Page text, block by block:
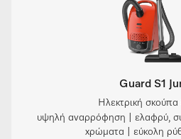
Guard S1
Ηλεκτρική
υψηλή αναρρόφηση | ελαφρύ,
χρώματα | εύκολη